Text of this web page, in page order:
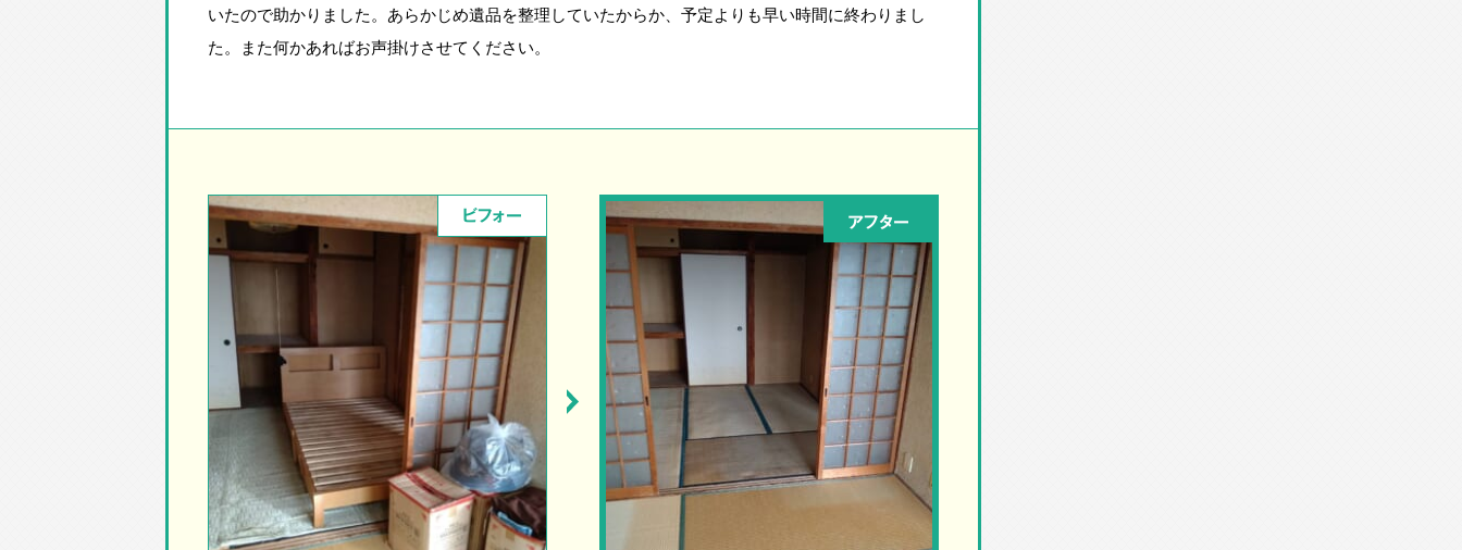
いたので助かりました。あらかじめ遺品を整理していたからか、予定よりも早い時間に終わりまし
た。また何かあればお声掛けさせてください。
ビフォー アフター